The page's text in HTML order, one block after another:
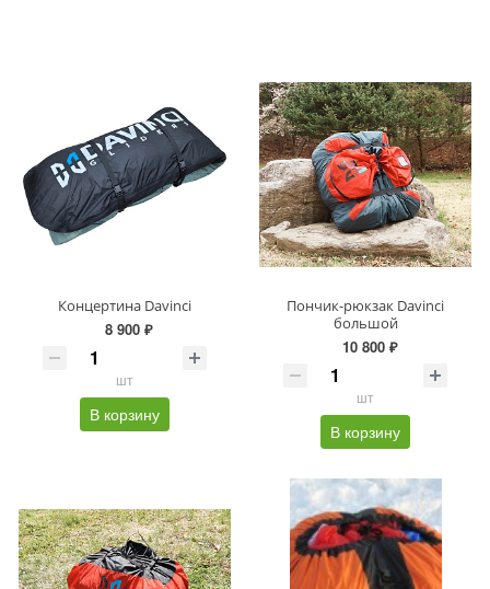
Концертина Davinci
8 900 ₽
шт
В корзину
Пончик-рюкзак Davinci
большой
10 800 ₽
шт
В корзину